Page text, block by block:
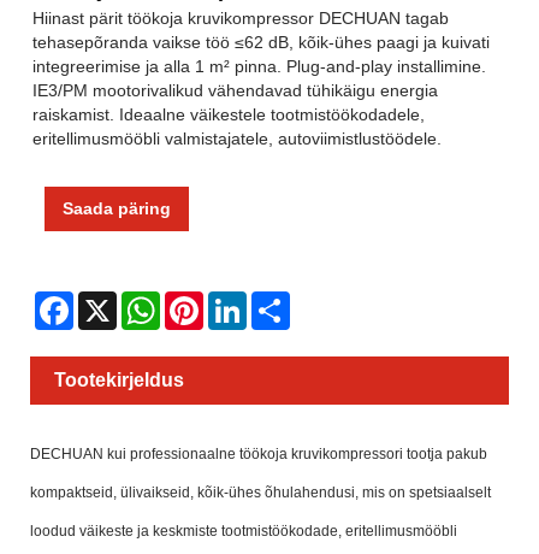
Hiinast pärit töökoja kruvikompressor DECHUAN tagab
tehasepõranda vaikse töö ≤62 dB, kõik-ühes paagi ja kuivati ​​
integreerimise ja alla 1 m² pinna. Plug-and-play installimine.
IE3/PM mootorivalikud vähendavad tühikäigu energia
raiskamist. Ideaalne väikestele tootmistöökodadele,
eritellimusmööbli valmistajatele, autoviimistlustöödele.
Saada päring
Facebook
X WhatsAppPinterestLinkedIn
Tootekirjeldus
DECHUAN kui professionaalne töökoja kruvikompressori tootja pakub
kompaktseid, ülivaikseid, kõik-ühes õhulahendusi, mis on spetsiaalselt
loodud väikeste ja keskmiste tootmistöökodade, eritellimusmööbli